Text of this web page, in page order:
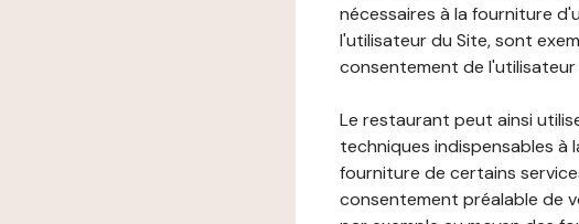
nécessaires à la fourniture
l'utilisateur du Site, sont
consentement de
Le restaurant peut ainsi
techniques indispensables à
fourniture de certains
consentement préalable de